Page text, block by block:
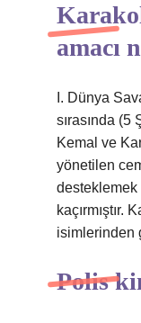
amacı
I. Dünya
sırasında (5
Kemal ve
yönetilen
desteklemek
kaçırmıştır.
isimlerinden
Polis